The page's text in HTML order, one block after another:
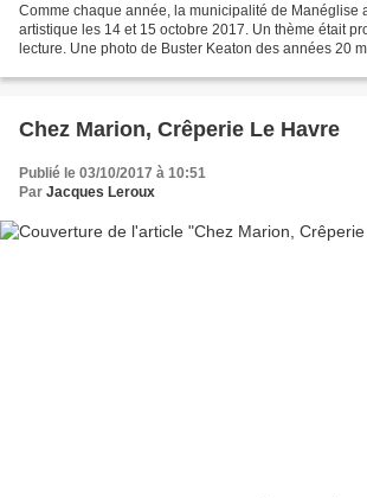
Comme chaque année, la municipalité de Manéglise
artistique les 14 et 15 octobre 2017. Un thème était
lecture. Une photo de Buster Keaton des années 20
Chez Marion, Crêperie Le Havre
Publié le 03/10/2017 à 10:51
Par Jacques Leroux